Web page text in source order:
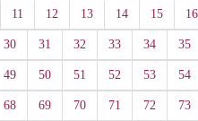
11 12 13 14 15 16
30 31 32 33 34 35
49 50 51 52 53 54
68 69 70 71 72 73